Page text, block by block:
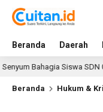
Beranda Daerah
Bahagia Siswa SDN 023/11
Beranda Hukum &